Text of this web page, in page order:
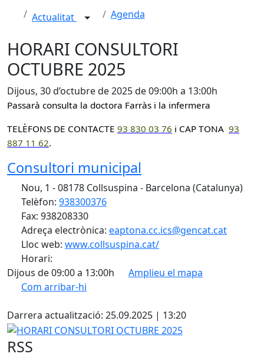
Actualitat Agenda
HORARI CONSULTORI
OCTUBRE 2025
Dijous, 30 d’octubre de 2025 de 09:00h a 13:00h
Passarà consulta la doctora Farràs i la infermera
TELÈFONS DE CONTACTE 93 830 03 76 i CAP TONA 93
887 11 62.
Consultori municipal
Nou, 1 - 08178 Collsuspina - Barcelona (Catalunya)
Telèfon: 938300376
Fax: 938208330
Adreça electrònica: eaptona.cc.ics@gencat.cat
Lloc web: www.collsuspina.cat/
Horari:
Dijous de 09:00 a 13:00h
Amplieu el mapa
Com arribar-hi
+
−
Darrera actualització: 25.09.2025 | 13:20
HORARI CONSULTORI OCTUBRE 2025
RSS